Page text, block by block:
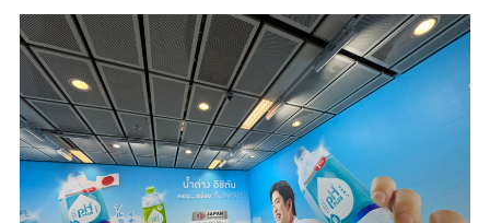
時刻表はないから何分おきにくるタイプでモニターにあと何分って出てる
始発だから座れてタイの町並み見れて楽しかった